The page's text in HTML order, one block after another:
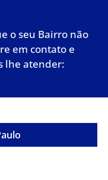
o seu Bairro não
em contato e
lhe atender: